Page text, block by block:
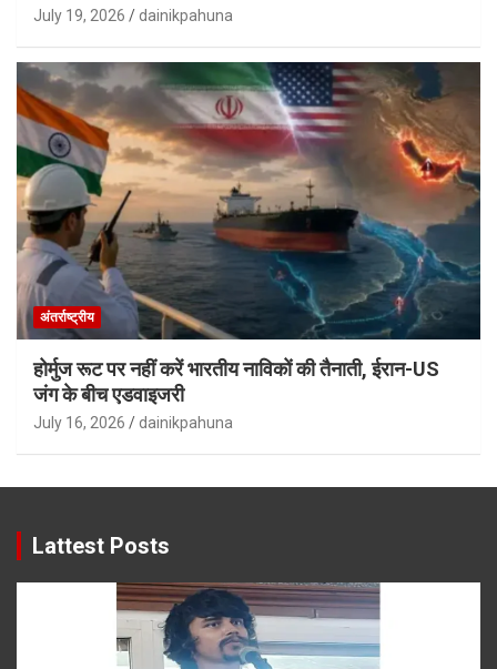
July 19, 2026 dainikpahuna
अंतर्राष्ट्रीय
होर्मुज रूट पर नहीं करें भारतीय नाविकों की तैनाती, ईरान-US
जंग के बीच एडवाइजरी
July 16, 2026 dainikpahuna
Lattest Posts